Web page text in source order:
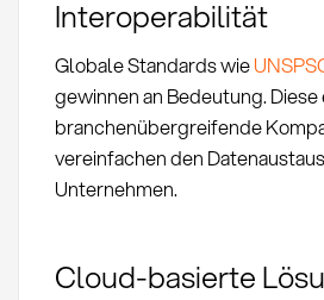
Interoperabilität
Globale Standards wie
gewinnen an Bedeutung.
branchenübergreifende
vereinfachen den
Unternehmen.
Cloud-basierte